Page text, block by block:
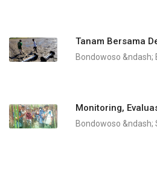
Tanam Bersama
Bondowoso &ndash;
Monitoring,
Bondowoso &ndash;